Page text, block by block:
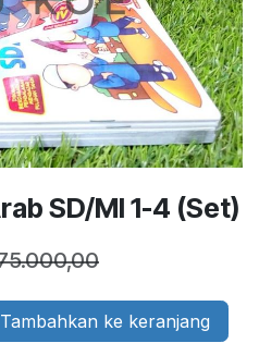
SD/MI 1-4 (Set)
Tambahkan ke keranjang